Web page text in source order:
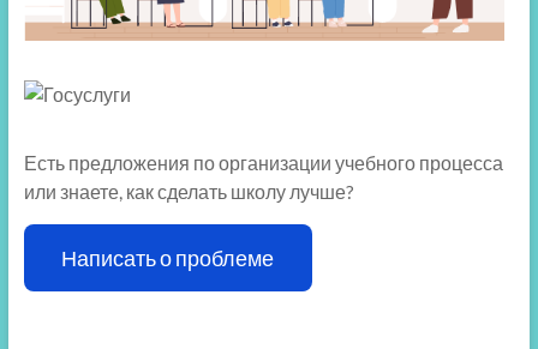
Есть предложения по организации учебного процесса
или знаете, как сделать школу лучше?
Написать о проблеме